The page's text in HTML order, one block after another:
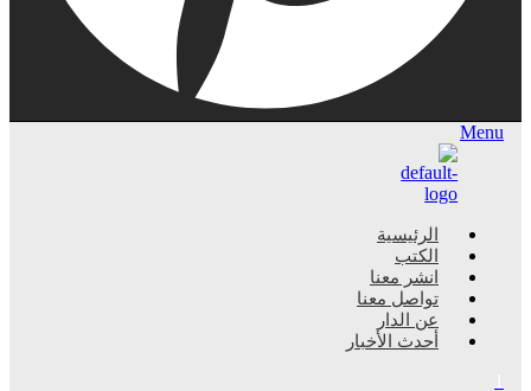
Menu
الرئيسية
الكتب
انشر معنا
تواصل معنا
عن الدار
أحدث الأخبار